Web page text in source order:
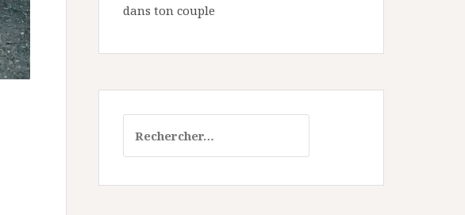
dans ton couple